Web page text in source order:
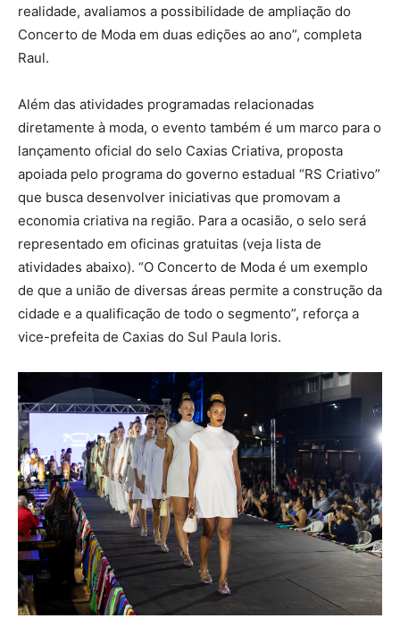
realidade, avaliamos a possibilidade de ampliação do
Concerto de Moda em duas edições ao ano”, completa
Raul.
Além das atividades programadas relacionadas
diretamente à moda, o evento também é um marco para o
lançamento oficial do selo Caxias Criativa, proposta
apoiada pelo programa do governo estadual “RS Criativo”
que busca desenvolver iniciativas que promovam a
economia criativa na região. Para a ocasião, o selo será
representado em oficinas gratuitas (veja lista de
atividades abaixo). “O Concerto de Moda é um exemplo
de que a união de diversas áreas permite a construção da
cidade e a qualificação de todo o segmento”, reforça a
vice-prefeita de Caxias do Sul Paula Ioris.